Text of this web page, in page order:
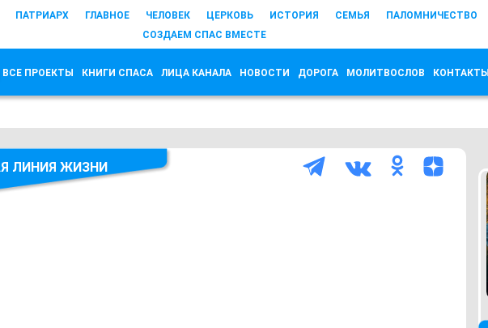
ПАТРИАРХ ГЛАВНОЕ ЧЕЛОВЕК ЦЕРКОВЬ ИСТОРИЯ СЕМЬЯ ПАЛОМНИЧЕСТВО
СОЗДАЕМ СПАС ВМЕСТЕ
ВСЕ ПРОЕКТЫ КНИГИ СПАСА ЛИЦА КАНАЛА НОВОСТИ ДОРОГА МОЛИТВОСЛОВ КОНТАКТЫ
ЛИНИЯ ЖИЗНИ